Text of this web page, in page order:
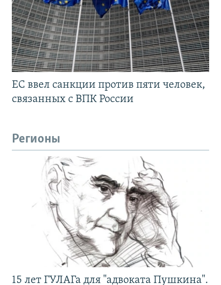
ЕС ввел санкции против пяти человек,
связанных с ВПК России
Регионы
15 лет ГУЛАГа для "адвоката Пушкина".